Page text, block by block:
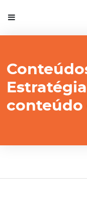
conteúdo